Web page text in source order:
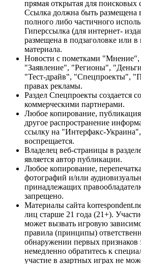
прямая открытая для поисковых
Ссылка должна быть размещена
полного либо частичного
Гиперссылка (для интернет-
размещена в подзаголовке или в
материала.
Новости с пометками "Мнение",
"Заявление", "Регионы",
"Тест-драйв", "Спецпроекты",
правах рекламы.
Раздел Спецпроекты создается
коммерческими партнерами.
Любое копирование,
другое распространение
ссылку на "Интерфакс-
воспрещается.
Владелец веб-страницы в
является автор публикации.
Любое копирование,
фотографий и/или
принадлежащих
запрещено.
Материалы сайта
лиц старше 21 года (21+).
может вызвать игровую
правила (принципы)
обнаружении первых признаков
немедленно обратитесь к
участие в азартных играх не